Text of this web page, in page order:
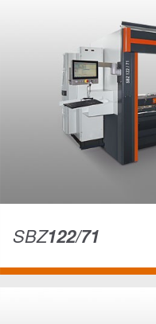
SBZ122/71